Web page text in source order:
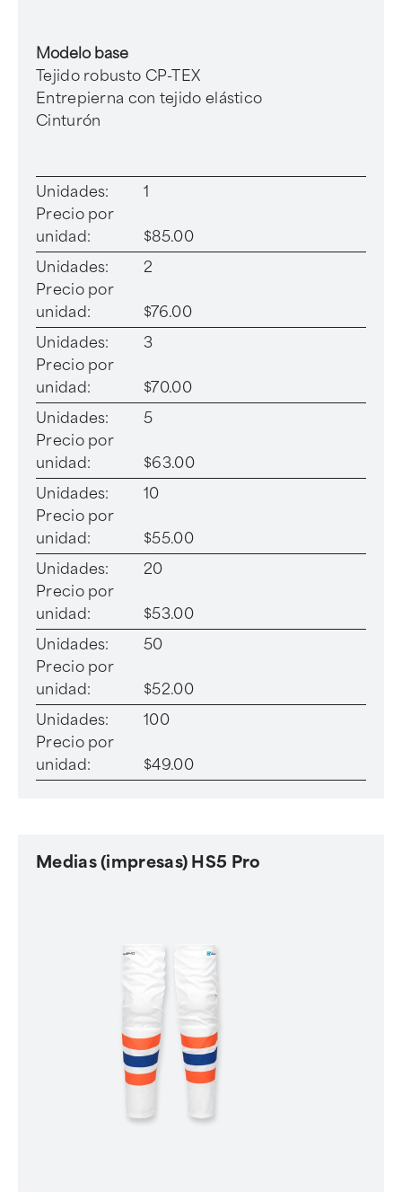
Modelo base
Tejido robusto CP-TEX
Entrepierna con tejido elástico
Cinturón
Unidades:
1
Precio por
unidad:
$85.00
Unidades:
2
Precio por
unidad:
$76.00
Unidades:
3
Precio por
unidad:
$70.00
Unidades:
5
Precio por
unidad:
$63.00
Unidades:
10
Precio por
unidad:
$55.00
Unidades:
20
Precio por
unidad:
$53.00
Unidades:
50
Precio por
unidad:
$52.00
Unidades:
100
Precio por
unidad:
$49.00
Medias (impresas) HS5 Pro